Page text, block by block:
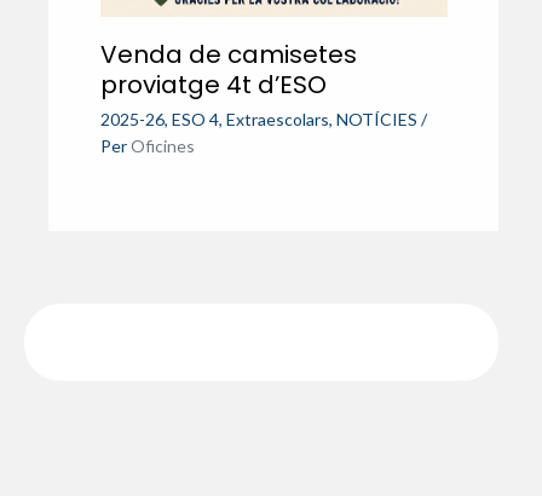
Venda de camisetes
proviatge 4t d’ESO
2025-26, ESO 4, Extraescolars, NOTÍCIES /
Per Oficines